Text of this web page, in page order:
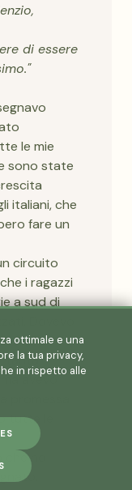
di essere
le mie
sono state
italiani, che
fare un
circuito
i ragazzi
a sud di
un
tanta
avevo
promessa
tutte le
ho
ottimale e una
la tua privacy,
in rispetto alle